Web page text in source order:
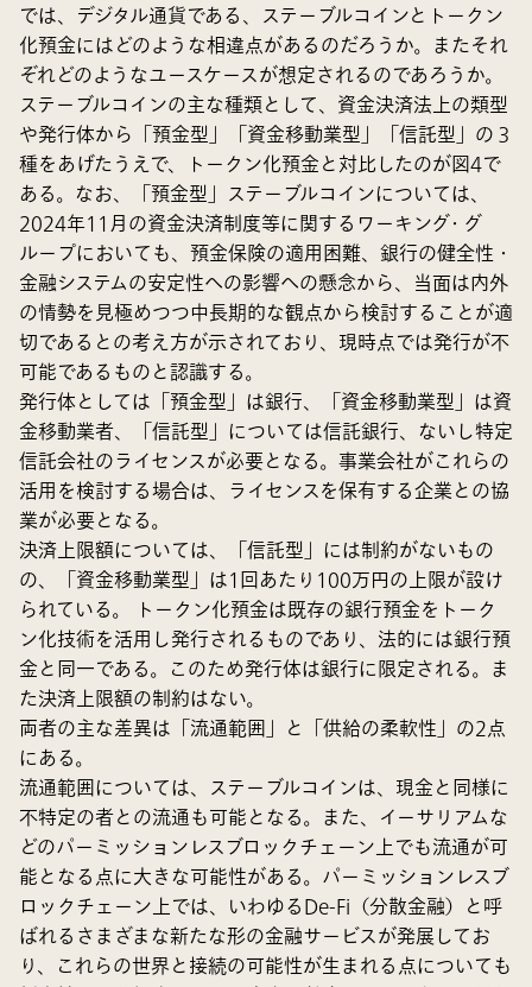
では、デジタル通貨である、ステーブルコインとトークン
化預金にはどのような相違点があるのだろうか。またそれ
ぞれどのようなユースケースが想定されるのであろうか。
ステーブルコインの主な種類として、資金決済法上の類型
や発行体から「預金型」「資金移動業型」「信託型」の３
種をあげたうえで、トークン化預金と対比したのが図4で
ある。なお、「預金型」ステーブルコインについては、
2024年11月の資金決済制度等に関するワーキング・グ
ループにおいても、預金保険の適用困難、銀行の健全性・
金融システムの安定性への影響への懸念から、当面は内外
の情勢を見極めつつ中長期的な観点から検討することが適
切であるとの考え方が示されており、現時点では発行が不
可能であるものと認識する。
発行体としては「預金型」は銀行、「資金移動業型」は資
金移動業者、「信託型」については信託銀行、ないし特定
信託会社のライセンスが必要となる。事業会社がこれらの
活用を検討する場合は、ライセンスを保有する企業との協
業が必要となる。
決済上限額については、「信託型」には制約がないもの
の、「資金移動業型」は1回あたり100万円の上限が設け
られている。 トークン化預金は既存の銀行預金をトーク
ン化技術を活用し発行されるものであり、法的には銀行預
金と同一である。このため発行体は銀行に限定される。ま
た決済上限額の制約はない。
両者の主な差異は「流通範囲」と「供給の柔軟性」の2点
にある。
流通範囲については、ステーブルコインは、現金と同様に
不特定の者との流通も可能となる。また、イーサリアムな
どのパーミッションレスブロックチェーン上でも流通が可
能となる点に大きな可能性がある。パーミッションレスブ
ロックチェーン上では、いわゆるDe-Fi（分散金融）と呼
ばれるさまざまな新たな形の金融サービスが発展してお
り、これらの世界と接続の可能性が生まれる点についても